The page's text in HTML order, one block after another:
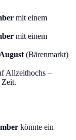
mit einem
mit einem
(Bärenmarkt)
Allzeithochs –
könnte ein